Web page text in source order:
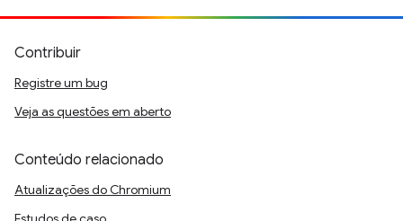
Contribuir
Registre um bug
Veja as questões em aberto
Conteúdo relacionado
Atualizações do Chromium